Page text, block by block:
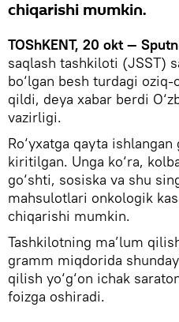
chiqarishi mumkin.
TOShKENT, 20 okt —
saqlash tashkiloti (JSST)
bo‘lgan besh turdagi oziq-
qildi, deya xabar berdi
vazirligi.
Ro‘yxatga qayta
kiritilgan. Unga ko‘ra,
go‘shti, sosiska va shu
mahsulotlari onkologik
chiqarishi mumkin.
Tashkilotning ma’lum
gramm miqdorida
qilish yo‘g‘on ichak
foizga oshiradi.